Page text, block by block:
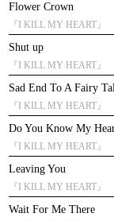
Flower Crown
『I KILL MY HEART』
Shut up
『I KILL MY HEART』
Sad End To A Fairy
『I KILL MY HEART』
Do You Know My
『I KILL MY HEART』
Leaving You
『I KILL MY HEART』
Wait For Me There